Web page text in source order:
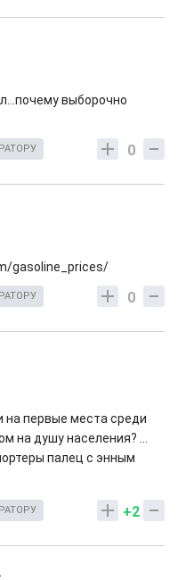
выборочно
0
gasoline_prices/
0
на первые места среди
на душу населения? ...
палец с энным
+2